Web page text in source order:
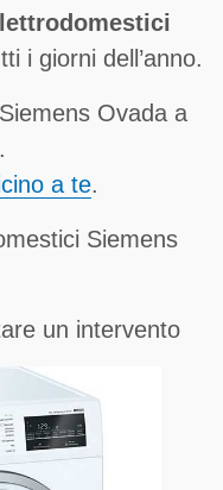
i giorni dell’anno.
Ovada a
a te.
Siemens
un intervento